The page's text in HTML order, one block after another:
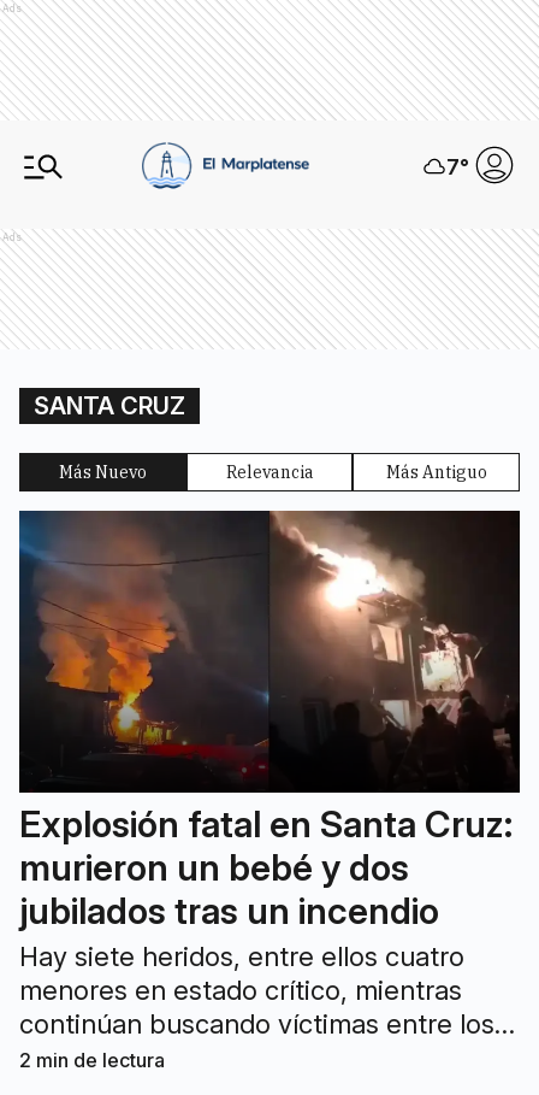
Ads
7°
Ads
SANTA CRUZ
Más Nuevo Relevancia Más Antiguo
Explosión fatal en Santa Cruz:
murieron un bebé y dos
jubilados tras un incendio
Hay siete heridos, entre ellos cuatro
menores en estado crítico, mientras
continúan buscando víctimas entre los
escombros.
2 min de lectura